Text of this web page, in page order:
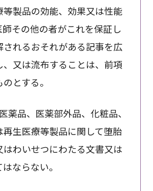
等製品の効能、効果又は性能
師その他の者がこれを保証し
されるおそれがある記事を広
、又は流布することは、前項
とする。
品、医薬部外品、化粧品、
再生医療等製品に関して堕胎
はわいせつにわたる文書又は
ならない。